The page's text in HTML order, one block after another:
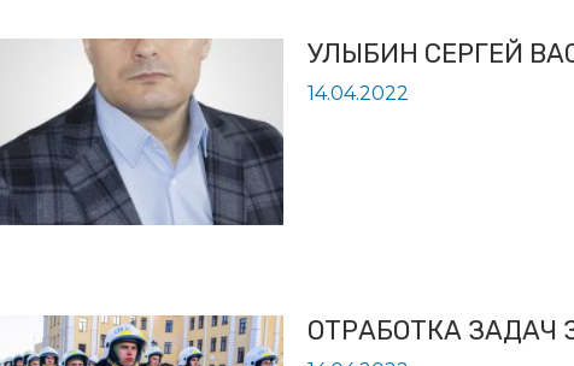
УЛЫБИН СЕРГЕЙ
14.04.2022
ОТРАБОТКА